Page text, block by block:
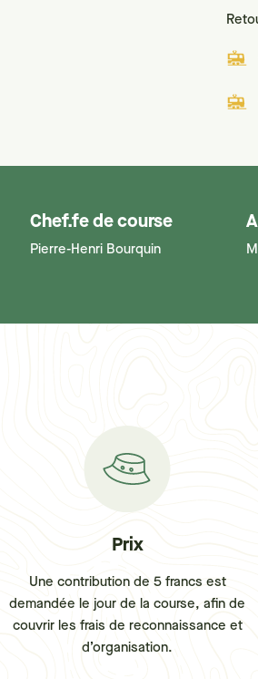
Chef.fe de course
Pierre-Henri Bourquin
Prix
Une contribution de 5 francs est
demandée le jour de la course, afin de
couvrir les frais de reconnaissance et
d’organisation.